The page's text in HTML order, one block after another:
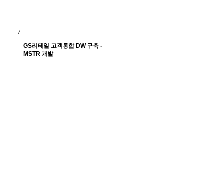
GS리테일 고객통합 DW 구축 -
MSTR 개발